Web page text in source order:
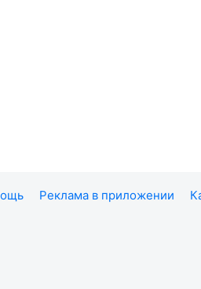
Реклама в приложении